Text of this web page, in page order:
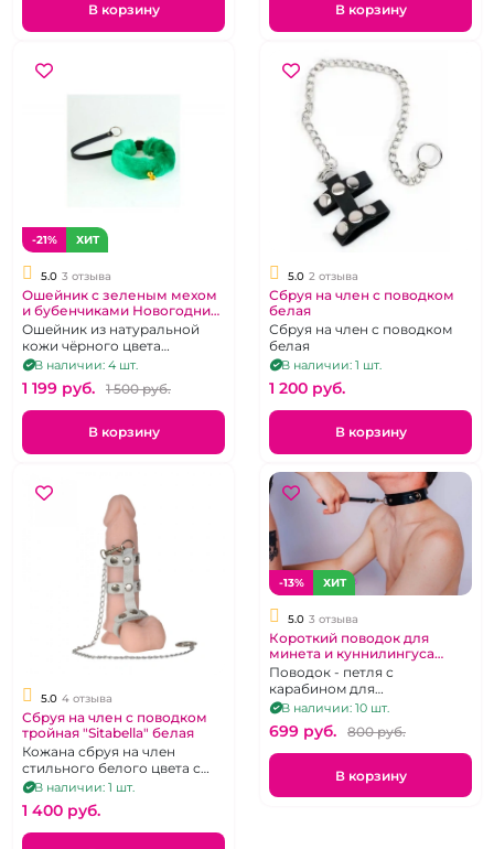
В корзину В корзину
-21% ХИТ
5.0 3 отзыва
Ошейник с зеленым мехом
и бубенчиками Новогодний
"ИнтимХаус"
Ошейник из натуральной
кожи чёрного цвета
дополненный съемным
зелёным мехом и
золотистыми бубенчиками.
В наличии: 4 шт.
1 199 pуб. 1 500 pуб.
В корзину
5.0 2 отзыва
Сбруя на член с поводком
белая
Сбруя на член с поводком
белая
В наличии: 1 шт.
1 200 pуб.
В корзину
5.0 4 отзыва
Сбруя на член с поводком
тройная "Sitabella" белая
Кожана сбруя на член
стильного белого цвета с
цепочкой-поводком и 3
ремешками
В наличии: 1 шт.
1 400 pуб.
-13% ХИТ
5.0 3 отзыва
Короткий поводок для
минета и куннилингуса
"ИнтимХаус" кожаный
Поводок - петля с
карабином для
принудительного орального
секса кожаный, длина 20 см.
В наличии: 10 шт.
699 pуб. 800 pуб.
В корзину